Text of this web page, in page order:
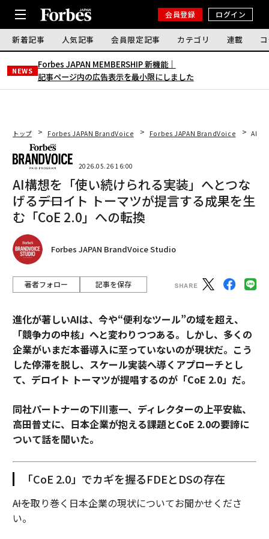
会員登録 ログイン
新着記事 人気記事 会員限定記事 カテゴリ 連載
NEWS
Forbes JAPAN MEMBERSHIP 新機能｜
記事ページ内の広告表示を最小限にしました
トップ Forbes JAPAN BrandVoice Forbes JAPAN BrandVoice AI構
2026.05.26 16:00
AI構想を「使い続けられる実装」へとつな
げる――デロイト トーマツが提言する成果を生
む「CoE 2.0」への転換
Forbes JAPAN BrandVoice Studio
著者フォロー 記事を保存
進化が著しいAIは、今や“便利なツール”の域を超え、
「競争力の中核」へと変わりつつある。しかし、多くの
企業がいまだ本番導入に至っていないのが現状だ。こう
した停滞を脱し、スケール実装へ導くアプローチとし
て、デロイト トーマツが提唱するのが「CoE 2.0」だ。
同社パートナーの下川憲一、ディレクターの上平安紘、
高田普丈に、日本企業が抱える課題とCoE 2.0の要諦に
ついて話を聞いた。
「CoE 2.0」でカギを握るFDEとDSの存在
――AIを取り巻く日本企業の現状についてお聞かせくださ
い。